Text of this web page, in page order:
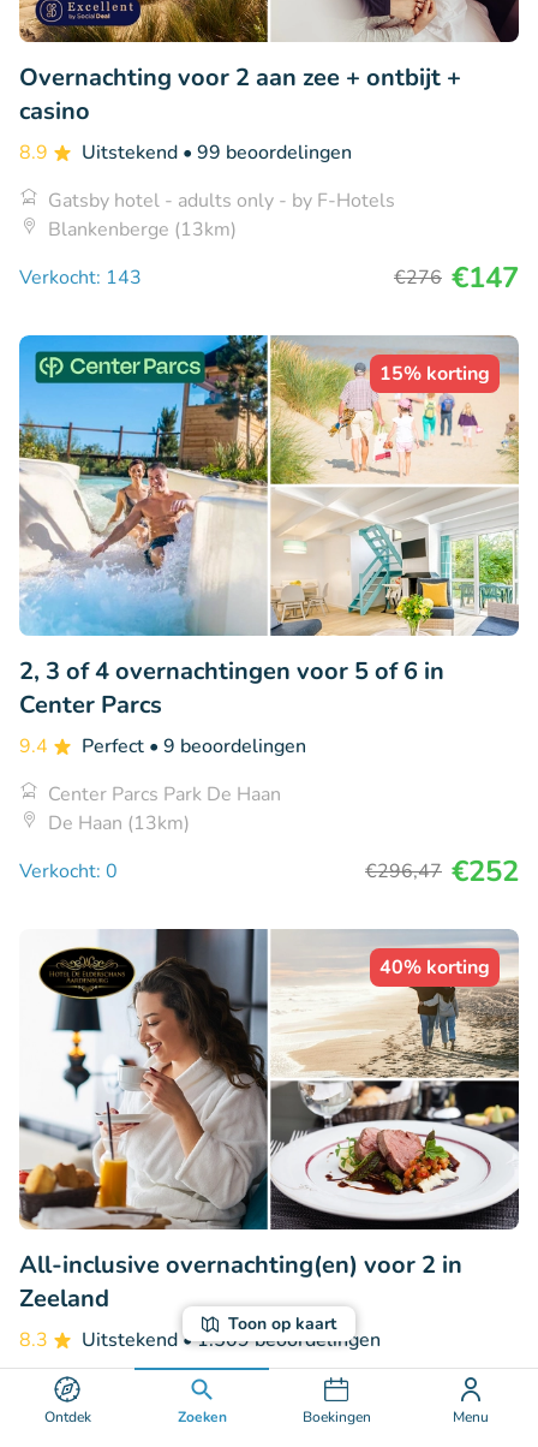
Ontdek Zoeken Boekingen Menu
Toon op kaart
Overnachting voor 2 aan zee + ontbijt +
casino
8.9 Uitstekend • 99 beoordelingen
Gatsby hotel - adults only - by F-Hotels
Blankenberge (13km)
Verkocht: 143
€276 €147
15% korting
2, 3 of 4 overnachtingen voor 5 of 6 in
Center Parcs
9.4 Perfect • 9 beoordelingen
Center Parcs Park De Haan
De Haan (13km)
Verkocht: 0
€296,47 €252
40% korting
All-inclusive overnachting(en) voor 2 in
Zeeland
8.3 Uitstekend• 1.509 beoordelingen
De Elderschans
Aardenburg (15km)